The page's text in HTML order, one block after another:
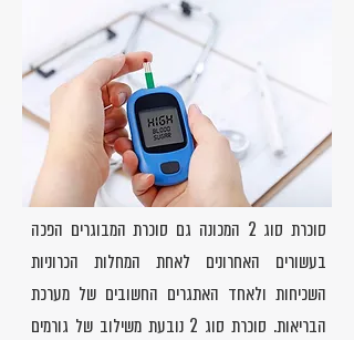
סוכרת סוג 2 המכונה גם סוכרת המבוגרים הפכה
בעשורים האחרונים לאחת המחלות הכרוניות
השכיחות ולאחד האתגרים החשובים של מערכת
הבריאות. סוכרת סוג 2 נובעת משילוב של גורמים